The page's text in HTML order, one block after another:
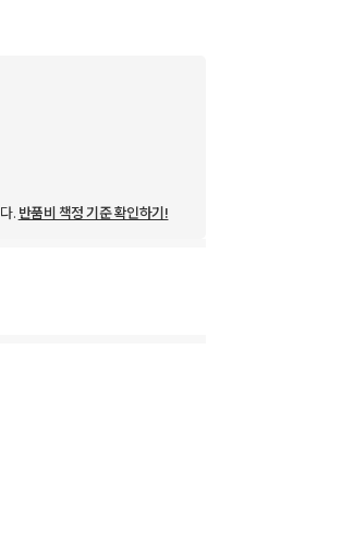
. 반품비 책정 기준 확인하기!